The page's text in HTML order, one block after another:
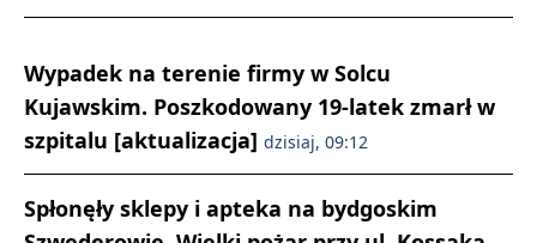
Wypadek na terenie firmy w Solcu
Kujawskim. Poszkodowany 19-latek zmarł w
szpitalu [aktualizacja] dzisiaj, 09:12
Spłonęły sklepy i apteka na bydgoskim